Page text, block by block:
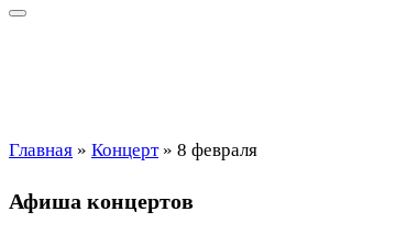
Главная » Концерт » 8 февраля
Афиша концертов